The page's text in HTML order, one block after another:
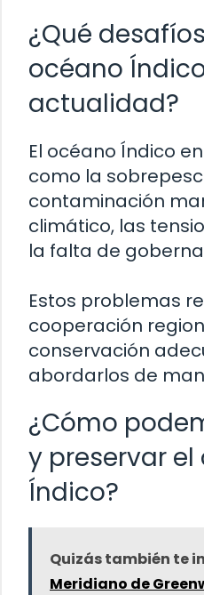
¿Qué
océano
actualidad?
El océano Índico
como la
contaminación
climático, las
la falta de
Estos problemas
cooperación
conservación
abordarlos de
¿Cómo
y preservar
Índico?
Quizás también te
Meridiano de